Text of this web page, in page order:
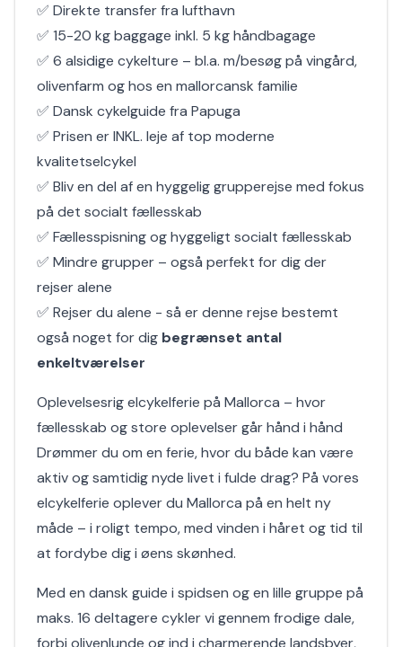
✅ Direkte transfer fra lufthavn
✅ 15-20 kg baggage inkl. 5 kg håndbagage
✅ 6 alsidige cykelture – bl.a. m/besøg på vingård,
olivenfarm og hos en mallorcansk familie
✅ Dansk cykelguide fra Papuga
✅ Prisen er INKL. leje af top moderne
kvalitetselcykel
✅ Bliv en del af en hyggelig grupperejse med fokus
på det socialt fællesskab
✅ Fællesspisning og hyggeligt socialt fællesskab
✅ Mindre grupper – også perfekt for dig der
rejser alene
✅ Rejser du alene - så er denne rejse bestemt
også noget for dig begrænset antal
enkeltværelser
Oplevelsesrig elcykelferie på Mallorca – hvor
fællesskab og store oplevelser går hånd i hånd
Drømmer du om en ferie, hvor du både kan være
aktiv og samtidig nyde livet i fulde drag? På vores
elcykelferie oplever du Mallorca på en helt ny
måde – i roligt tempo, med vinden i håret og tid til
at fordybe dig i øens skønhed.
Med en dansk guide i spidsen og en lille gruppe på
maks. 16 deltagere cykler vi gennem frodige dale,
forbi olivenlunde og ind i charmerende landsbyer,